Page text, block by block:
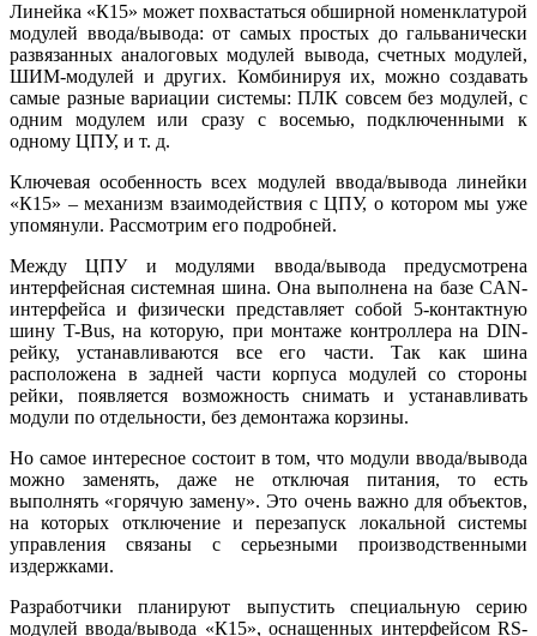
Линейка «К15» может похвастаться обширной номенклатурой
модулей ввода/вывода: от самых простых до гальванически
развязанных аналоговых модулей вывода, счетных модулей,
ШИМ-модулей и других. Комбинируя их, можно создавать
самые разные вариации системы: ПЛК совсем без модулей, с
одним модулем или сразу с восемью, подключенными к
одному ЦПУ, и т. д.
Ключевая особенность всех модулей ввода/вывода линейки
«К15» – механизм взаимодействия с ЦПУ, о котором мы уже
упомянули. Рассмотрим его подробней.
Между ЦПУ и модулями ввода/вывода предусмотрена
интерфейсная системная ши­на. Она выполнена на ба­зе CAN-
интерфейса и физически представляет собой 5-контактную
ши­ну T-Bus, на которую, при монтаже контроллера на DIN-
рейку, устанавливаются все его части. Так как ши­на
расположена в задней части корпуса модулей со стороны
рейки, появляется возможность снимать и устанавливать
модули по отдельности, без демонтажа корзины.
Но самое интересное состоит в том, что модули ввода/вывода
можно заменять, да­же не отключая питания, то есть
выполнять «горячую замену». Это очень важно для объектов,
на которых отключение и перезапуск локальной системы
управления связаны с серьезными производственными
издержками.
Разработчики планируют выпустить специальную серию
модулей ввода/вывода «К15», оснащенных интерфейсом RS-